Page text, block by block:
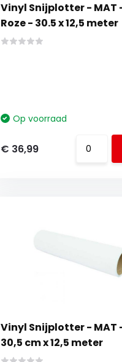
Vinyl Snijplotter - MAT
Roze - 30.5 x 12,5 meter
Op voorraad
€ 36,99
Vinyl Snijplotter - MAT
30,5 cm x 12,5 meter